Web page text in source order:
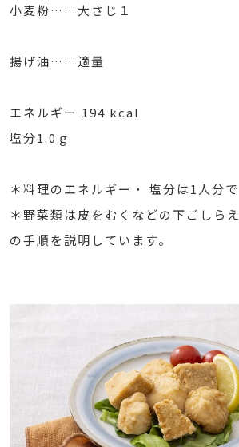
小麦粉……大さじ１
揚げ油……適量
エネルギー 194 kcal
塩分1.0ｇ
＊料理のエネルギー・ 塩分は1人分
＊野菜類は皮をむくなどの下ごしら
の手順を説明しています。